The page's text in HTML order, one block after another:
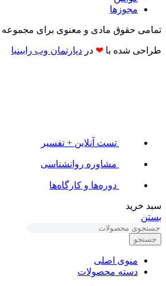
مجوزها
تمامی حقوق مادی و معنوی برای مجموعه
طراحی شده با ❤ در دپارتمان وب رابینیا​​
تست آنلاین + تفسیر
مشاوره روانشناسی
دوره‌ها و کارگاه‌ها
سبد خرید
بستن
جستجو
منوی اصلی
دسته محصولات